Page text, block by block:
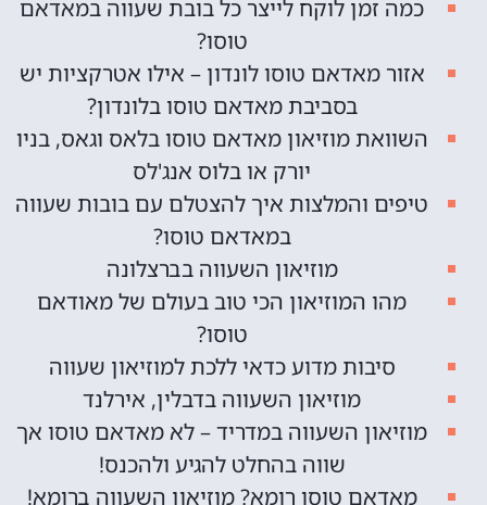
כמה זמן לוקח לייצר כל בובת שעווה במאדאם
טוסו?
אזור מאדאם טוסו לונדון – אילו אטרקציות יש
בסביבת מאדאם טוסו בלונדון?
השוואת מוזיאון מאדאם טוסו בלאס וגאס, בניו
יורק או בלוס אנג'לס
טיפים והמלצות איך להצטלם עם בובות שעווה
במאדאם טוסו?
מוזיאון השעווה בברצלונה
מהו המוזיאון הכי טוב בעולם של מאודאם
טוסו?
סיבות מדוע כדאי ללכת למוזיאון שעווה
מוזיאון השעווה בדבלין, אירלנד
מוזיאון השעווה במדריד – לא מאדאם טוסו אך
שווה בהחלט להגיע ולהכנס!
מאדאם טוסו רומא? מוזיאון השעווה ברומא!